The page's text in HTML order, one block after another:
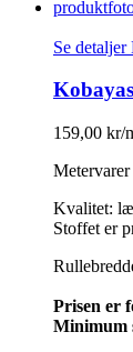
Se detaljer
159,00 kr/
Kvalitet:
Stoffet er
Prisen er
Minimum